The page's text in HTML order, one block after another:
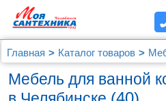
Главная Каталог товаров
Мебель от 120 см.
Мебель для ванной